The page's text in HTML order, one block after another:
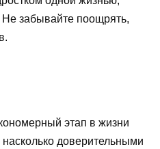
Не забывайте поощрять,
этап в жизни
насколько доверительными